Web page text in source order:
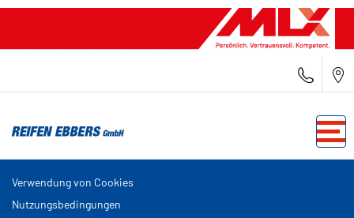
Verwendung von Cookies
Nutzungsbedingungen